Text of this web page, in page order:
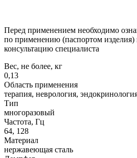
Перед применением необходимо
по применению (паспортом изделия)
консультацию специалиста
Вес, не более, кг
0,13
Область применения
терапия, неврология,
Тип
многоразовый
Частота, Гц
64, 128
Материал
нержавеющая сталь